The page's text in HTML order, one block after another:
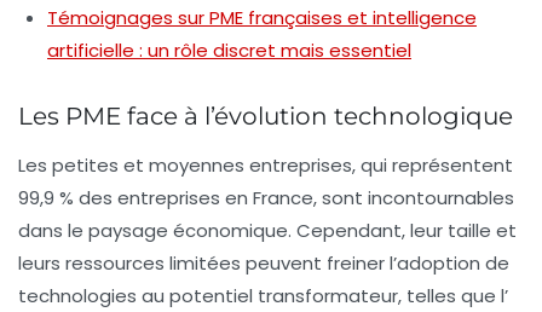
Témoignages sur PME françaises et intelligence
artificielle : un rôle discret mais essentiel
Les PME face à l’évolution technologique
Les petites et moyennes entreprises, qui représentent
99,9 % des entreprises en France, sont incontournables
dans le paysage économique. Cependant, leur taille et
leurs ressources limitées peuvent freiner l’adoption de
technologies au potentiel transformateur, telles que l’